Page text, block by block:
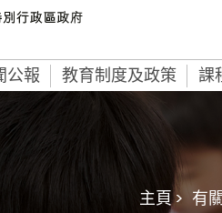
公報 教育制度及政策 課
主頁 > 有